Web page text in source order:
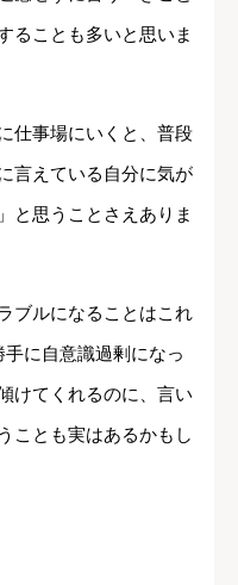
ることも多いと思いま
仕事場にいくと、普段
言えている自分に気が
と思うことさえありま
ブルになることはこれ
に自意識過剰になっ
けてくれるのに、言い
ことも実はあるかもし